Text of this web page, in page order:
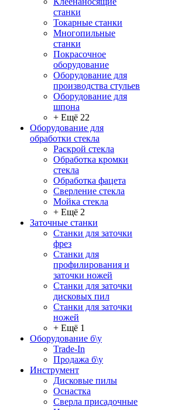
станки
Токарные станки
Многопильные
станки
Покрасочное
оборудование
Оборудование для
производства стульев
Оборудование для
шпона
+ Ещё 22
Оборудование для
обработки стекла
Раскрой стекла
Обработка кромки
стекла
Обработка фацета
Сверление стекла
Мойка стекла
+ Ещё 2
Заточные станки
Станки для заточки
фрез
Станки для
профилирования и
заточки ножей
Станки для заточки
дисковых пил
Станки для заточки
ножей
+ Ещё 1
Оборудование б\у
Trade-In
Продажа б\у
Инструмент
Дисковые пилы
Оснастка
Сверла присадочные